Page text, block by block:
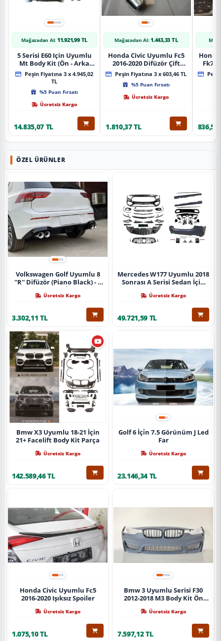
Mağazadan Al: 11.921,99 TL
5 Serisi E60 Için Uyumlu
Mt Body Kit (Ön - Arka
Tampon -Marspiyel )
Peşin Fiyatına 3 x 4.945,02
TL
%5 Puan Fırsatı
Ücretsiz Kargo
14.835,07 TL
Mağazadan Al: 1.443,33 TL
Honda Civic Uyumlu Fc5
2016-2020 Difüzör Çift
Çıkış İçin Egzoz Seti
Peşin Fiyatına 3 x 603,46 TL
%5 Puan Fırsatı
Ücretsiz Kargo
1.810,37 TL
Fk7
836,51
ÖZEL ÜRÜNLER
Volkswagen Golf Uyumlu 8
''R'' Difüzör (Piano Black) - 4
Paket İçin)
Ücretsiz Kargo
3.302,11 TL
Mercedes W177 Uyumlu 2018
Sonrası A Serisi Sedan İçin
Tamponlu Set)
Ücretsiz Kargo
49.721,59 TL
Bmw X3 Uyumlu 18-21 İçin
21+ Facelift Body Kit Parça
Ücretsiz Kargo
142.589,46 TL
Golf 6 İçi̇n 7.5 Görünüm J Led
Far
Ücretsiz Kargo
23.146,34 TL
Honda Civic Uyumlu Fc5
2016-2020 Işıksız Spoiler
Ücretsiz Kargo
1.075,10 TL
Bmw 3 Uyumlu Serisi F30
2012-2018 M3 Body Kit Ön
Ücretsiz Kargo
7.597,12 TL